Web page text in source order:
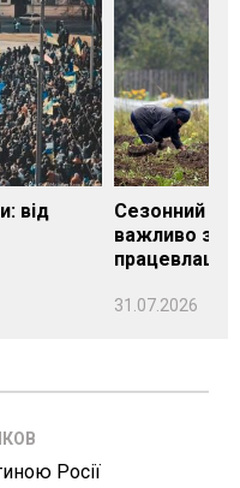
від
Сезонний
важливо
31.07.2026
Росії